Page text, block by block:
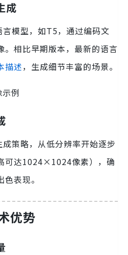
成
模型，如T5，通过编码文
。相比早期版本，最新的语言
描述，生成细节丰富的场景。
策略，从低分辨率开始逐步
可达1024×1024像素），确
表现。
优势